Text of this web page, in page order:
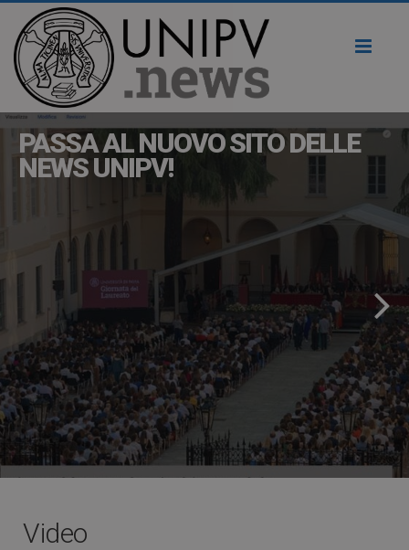
PASSA AL NUOVO SITO DELLE
NEWS UNIPV!
Video